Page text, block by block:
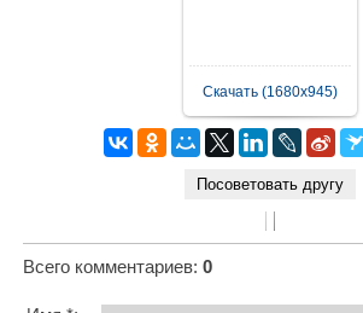
Скачать (1680x945)
Всего комментариев: 0